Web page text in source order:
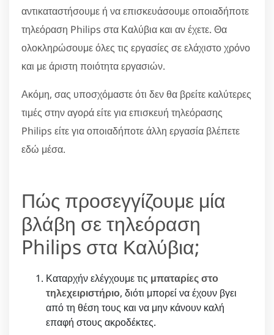
αντικαταστήσουμε ή να επισκευάσουμε οποιαδήποτε
τηλεόραση Philips στα Καλύβια και αν έχετε. Θα
ολοκληρώσουμε όλες τις εργασίες σε ελάχιστο χρόνο
και με άριστη ποιότητα εργασιών.
Ακόμη, σας υποσχόμαστε ότι δεν θα βρείτε καλύτερες
τιμές στην αγορά είτε για επισκευή τηλεόρασης
Philips είτε για οποιαδήποτε άλλη εργασία βλέπετε
εδώ μέσα.
Πώς προσεγγίζουμε μία
βλάβη σε τηλεόραση
Philips στα Καλύβια;
Καταρχήν ελέγχουμε τις μπαταρίες στο
τηλεχειριστήριο, διότι μπορεί να έχουν βγει
από τη θέση τους και να μην κάνουν καλή
επαφή στους ακροδέκτες.